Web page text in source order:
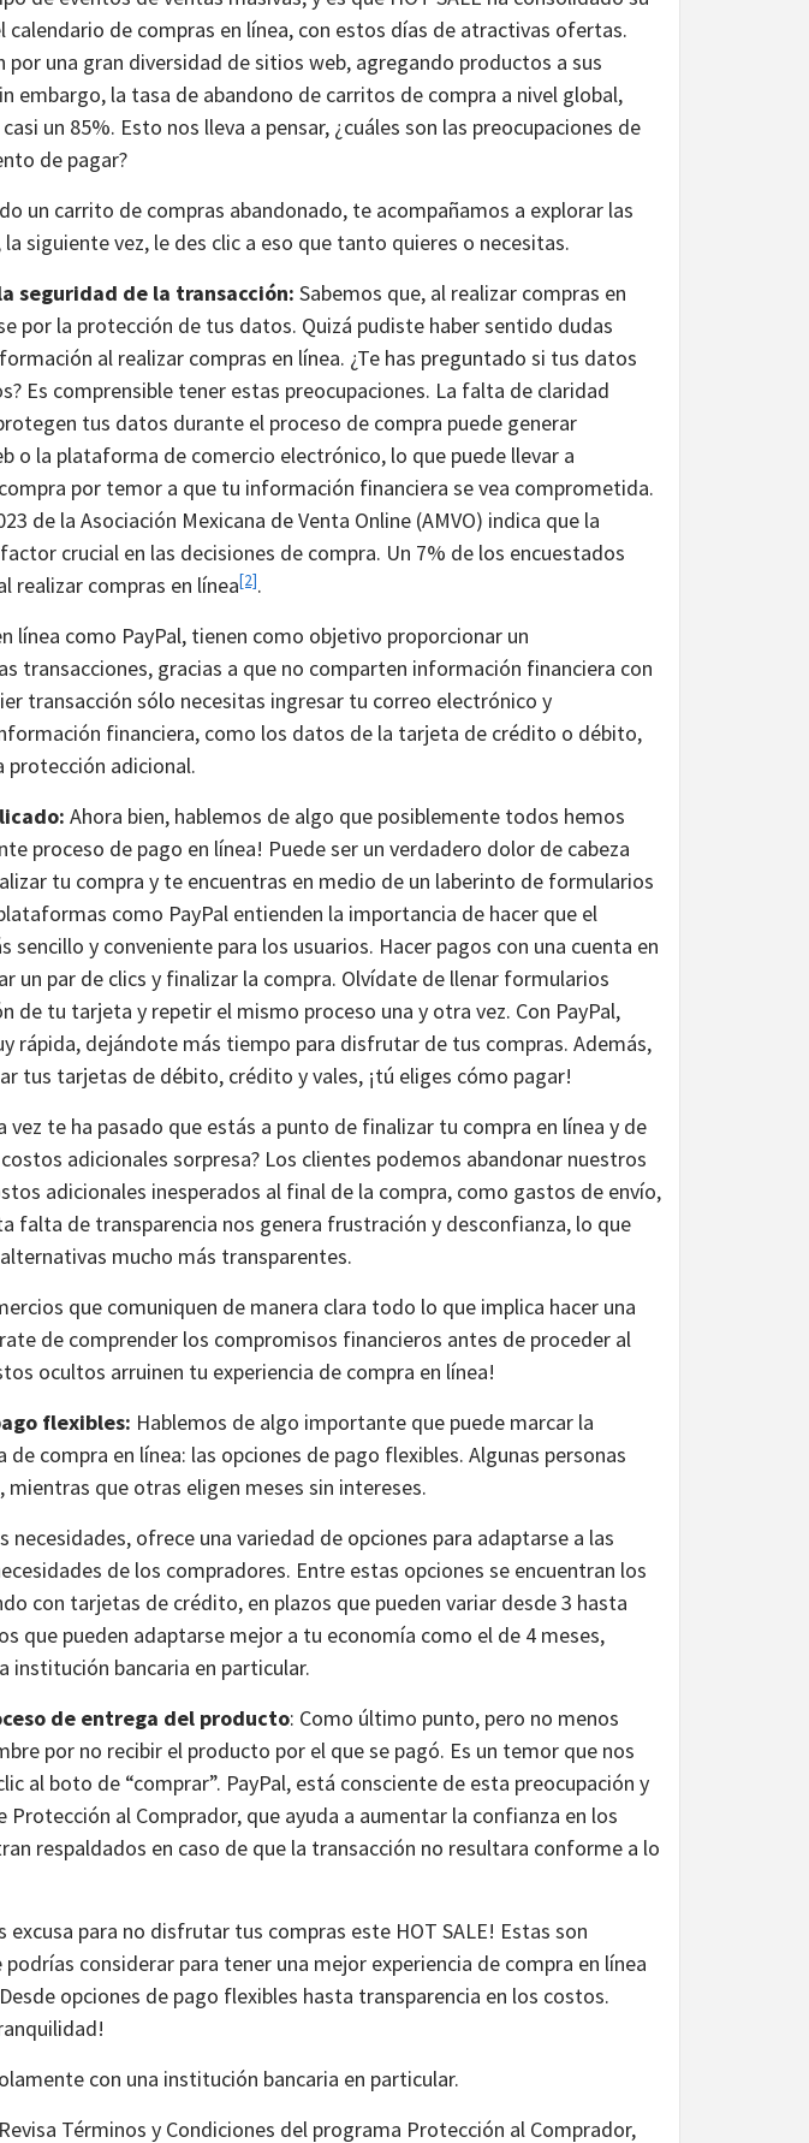
calendario de compras en línea, con estos días de atractivas ofertas.
por una gran diversidad de sitios web, agregando productos a sus
embargo, la tasa de abandono de carritos de compra a nivel global,
casi un 85%. Esto nos lleva a pensar, ¿cuáles son las preocupaciones de
de pagar?
un carrito de compras abandonado, te acompañamos a explorar las
siguiente vez, le des clic a eso que tanto quieres o necesitas.
seguridad de la transacción: Sabemos que, al realizar compras en
por la protección de tus datos. Quizá pudiste haber sentido dudas
al realizar compras en línea. ¿Te has preguntado si tus datos
Es comprensible tener estas preocupaciones. La falta de claridad
tus datos durante el proceso de compra puede generar
o la plataforma de comercio electrónico, lo que puede llevar a
por temor a que tu información financiera se vea comprometida.
de la Asociación Mexicana de Venta Online (AMVO) indica que la
crucial en las decisiones de compra. Un 7% de los encuestados
realizar compras en línea[2].
línea como PayPal, tienen como objetivo proporcionar un
transacciones, gracias a que no comparten información financiera con
transacción sólo necesitas ingresar tu correo electrónico y
financiera, como los datos de la tarjeta de crédito o débito,
protección adicional.
Ahora bien, hablemos de algo que posiblemente todos hemos
proceso de pago en línea! Puede ser un verdadero dolor de cabeza
tu compra y te encuentras en medio de un laberinto de formularios
como PayPal entienden la importancia de hacer que el
sencillo y conveniente para los usuarios. Hacer pagos con una cuenta en
un par de clics y finalizar la compra. Olvídate de llenar formularios
de tu tarjeta y repetir el mismo proceso una y otra vez. Con PayPal,
rápida, dejándote más tiempo para disfrutar de tus compras. Además,
tus tarjetas de débito, crédito y vales, ¡tú eliges cómo pagar!
vez te ha pasado que estás a punto de finalizar tu compra en línea y de
adicionales sorpresa? Los clientes podemos abandonar nuestros
adicionales inesperados al final de la compra, como gastos de envío,
falta de transparencia nos genera frustración y desconfianza, lo que
mucho más transparentes.
que comuniquen de manera clara todo lo que implica hacer una
de comprender los compromisos financieros antes de proceder al
ocultos arruinen tu experiencia de compra en línea!
flexibles: Hablemos de algo importante que puede marcar la
compra en línea: las opciones de pago flexibles. Algunas personas
que otras eligen meses sin intereses.
necesidades, ofrece una variedad de opciones para adaptarse a las
de los compradores. Entre estas opciones se encuentran los
con tarjetas de crédito, en plazos que pueden variar desde 3 hasta
que pueden adaptarse mejor a tu economía como el de 4 meses,
institución bancaria en particular.
de entrega del producto: Como último punto, pero no menos
por no recibir el producto por el que se pagó. Es un temor que nos
al boto de “comprar”. PayPal, está consciente de esta preocupación y
Protección al Comprador, que ayuda a aumentar la confianza en los
respaldados en caso de que la transacción no resultara conforme a lo
excusa para no disfrutar tus compras este HOT SALE! Estas son
considerar para tener una mejor experiencia de compra en línea
opciones de pago flexibles hasta transparencia en los costos.
con una institución bancaria en particular.
Términos y Condiciones del programa Protección al Comprador,